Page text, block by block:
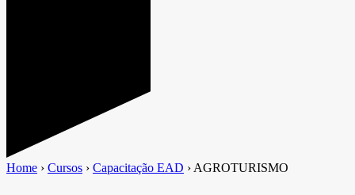
Home › Cursos › Capacitação EAD › AGROTURISMO